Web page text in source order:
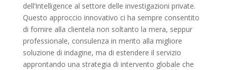
dell’Intelligence al settore delle investigazioni private.
Questo approccio innovativo ci ha sempre consentito
di fornire alla clientela non soltanto la mera, seppur
professionale, consulenza in merito alla migliore
soluzione di indagine, ma di estendere il servizio
approntando una strategia di intervento globale che